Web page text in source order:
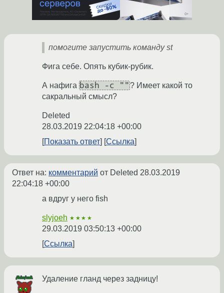
помогите запустить команду st
Фига себе. Опять кубик-рубик.
А нафига bash -c ""? Имеет какой то
сакральный смысл?
Deleted
28.03.2019 22:04:18 +00:00
Показать ответ
Ссылка
Ответ на: комментарий от Deleted 28.03.2019
22:04:18 +00:00
а вдруг у него fish
slyjoeh ★★★★
29.03.2019 03:50:13 +00:00
Ссылка
Удаление гланд через задницу!